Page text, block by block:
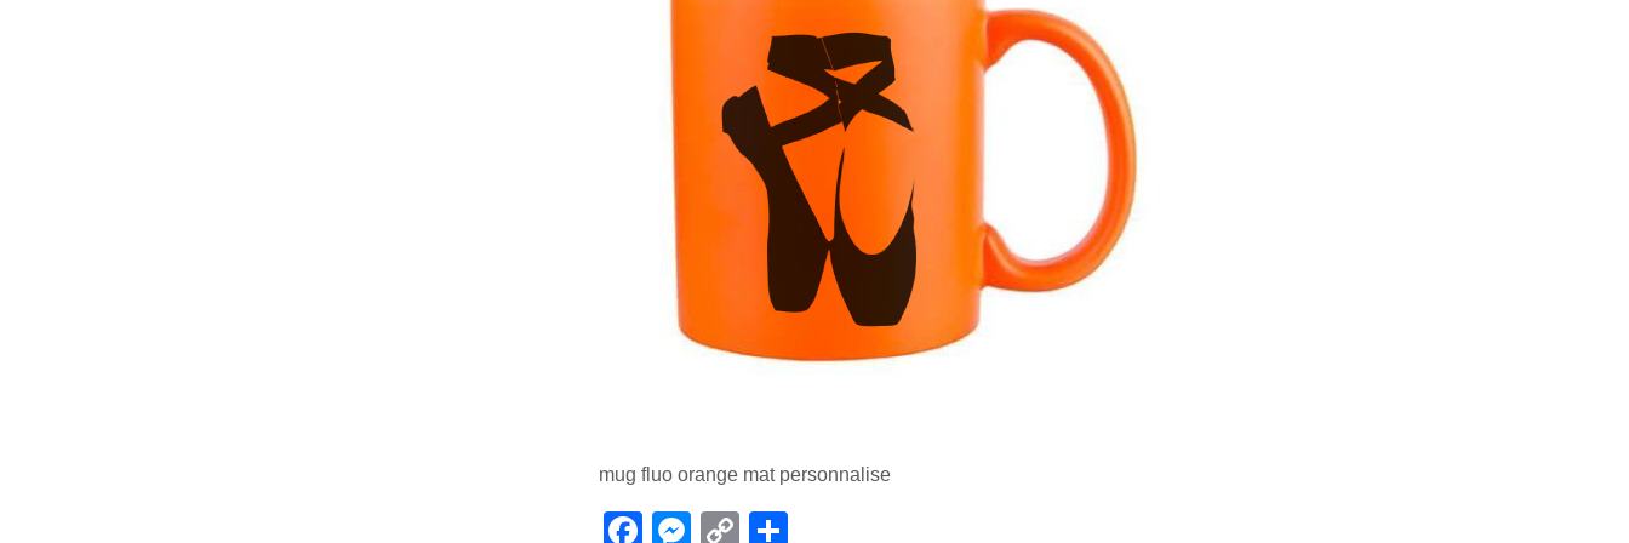
mug fluo orange mat personnalise
F
M
C